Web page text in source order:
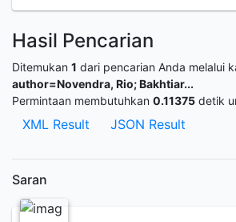
Hasil Pencarian
Ditemukan 1 dari pencarian Anda melalui
author=Novendra, Rio; Bakhtiar...
Permintaan membutuhkan 0.11375 detik
XML Result JSON Result
Saran